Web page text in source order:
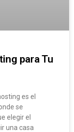
para Tu
es el
se
elegir el
una casa